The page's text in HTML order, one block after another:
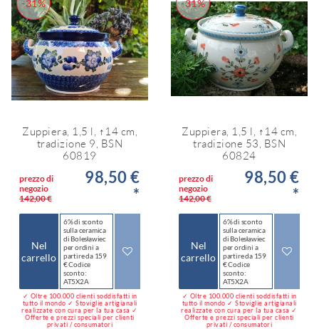
-31%
Zuppiera, 1,5 l, ↑14 cm,
tradizione 9, BSN
60819
prezzo di
negozio
142,00 €
98,50 €
*
Nel
carrello
6% di sconto
sulla ceramica
di Bolesławiec
per ordini a
partire da 159
€ Codice
sconto:
AT5X2A
✓ Oltre 100.000 clienti soddisfatti in
tutto il mondo ✓ Stoviglie artigianali
realizzate con cura per la tua casa ✓
Offerte e prezzi speciali per clienti
privati / consumatori
-31%
Zuppiera, 1,5 l, ↑14 cm,
tradizione 53, BSN
60824
prezzo di
negozio
142,00 €
98,50 €
*
Nel
carrello
6% di sconto
sulla ceramica
di Bolesławiec
per ordini a
partire da 159
€ Codice
sconto:
AT5X2A
✓ Oltre 100.000 clienti soddisfatti in
tutto il mondo ✓ Stoviglie artigianali
realizzate con cura per la tua casa ✓
Offerte e prezzi speciali per clienti
privati / consumatori